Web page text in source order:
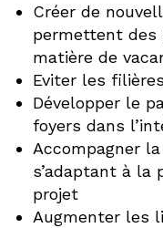
Créer de
permettent des
matière de
Eviter les
Développer le
foyers dans
Accompagner
s’adaptant à la
projet
Augmenter les